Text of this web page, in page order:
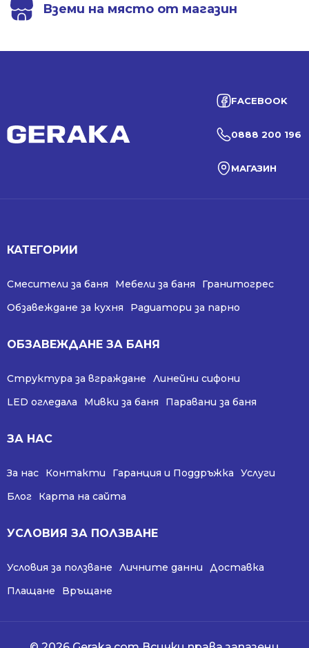
Вземи на място от магазин
FACEBOOK
0888 200 196
МАГАЗИН
КАТЕГОРИИ
Смесители за баня Мебели за баня
Гранитогрес
Обзавеждане за кухня
Радиатори за парно
ОБЗАВЕЖДАНЕ ЗА БАНЯ
Структура за вграждане
Линейни сифони
LED огледала
Мивки за баня Паравани за баня
ЗА НАС
За нас Контакти Гаранция и Поддръжка
Услуги
Блог
Карта на сайта
УСЛОВИЯ ЗА ПОЛЗВАНЕ
Условия за ползване Личните данни
Доставка
Плащане
Връщане